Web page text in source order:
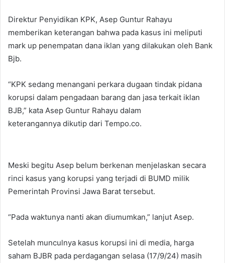
Direktur Penyidikan KPK, Asep Guntur Rahayu
memberikan keterangan bahwa pada kasus ini meliputi
mark up penempatan dana iklan yang dilakukan oleh Bank
Bjb.
“KPK sedang menangani perkara dugaan tindak pidana
korupsi dalam pengadaan barang dan jasa terkait iklan
BJB,” kata Asep Guntur Rahayu dalam
keterangannya dikutip dari Tempo.co.
Meski begitu Asep belum berkenan menjelaskan secara
rinci kasus yang korupsi yang terjadi di BUMD milik
Pemerintah Provinsi Jawa Barat tersebut.
“Pada waktunya nanti akan diumumkan,” lanjut Asep.
Setelah munculnya kasus korupsi ini di media, harga
saham BJBR pada perdagangan selasa (17/9/24) masih